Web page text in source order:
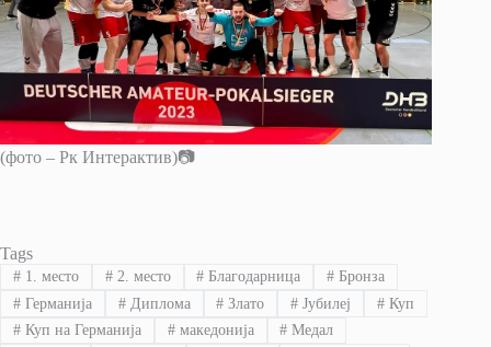
(фото – Рк Интерактив)📷
Tags
#1. место #2. место # Благодарница # Бронза
#Германија #Диплома # Злато # Јубилеј # Куп
#Куп на Германија #македонија # Медал